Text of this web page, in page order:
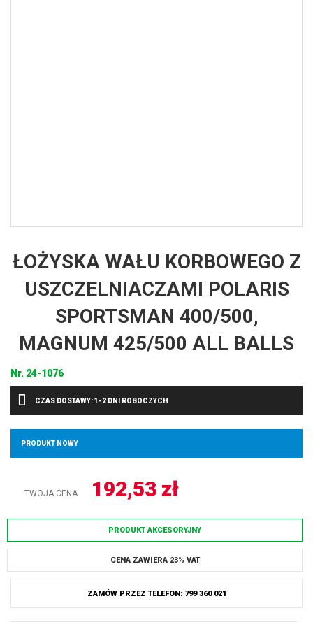
ŁOŻYSKA WAŁU KORBOWEGO Z
USZCZELNIACZAMI POLARIS
SPORTSMAN 400/500,
MAGNUM 425/500 ALL BALLS
Nr. 24-1076
CZAS DOSTAWY: 1-2 DNI ROBOCZYCH
PRODUKT NOWY
TWOJA CENA 192,53 zł
PRODUKT AKCESORYJNY
CENA ZAWIERA 23% VAT
ZAMÓW PRZEZ TELEFON: 799 360 021